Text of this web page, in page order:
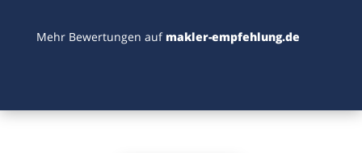
Mehr Bewertungen auf makler-empfehlung.de